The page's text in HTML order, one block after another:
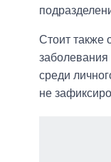
Стоит также
среди
не